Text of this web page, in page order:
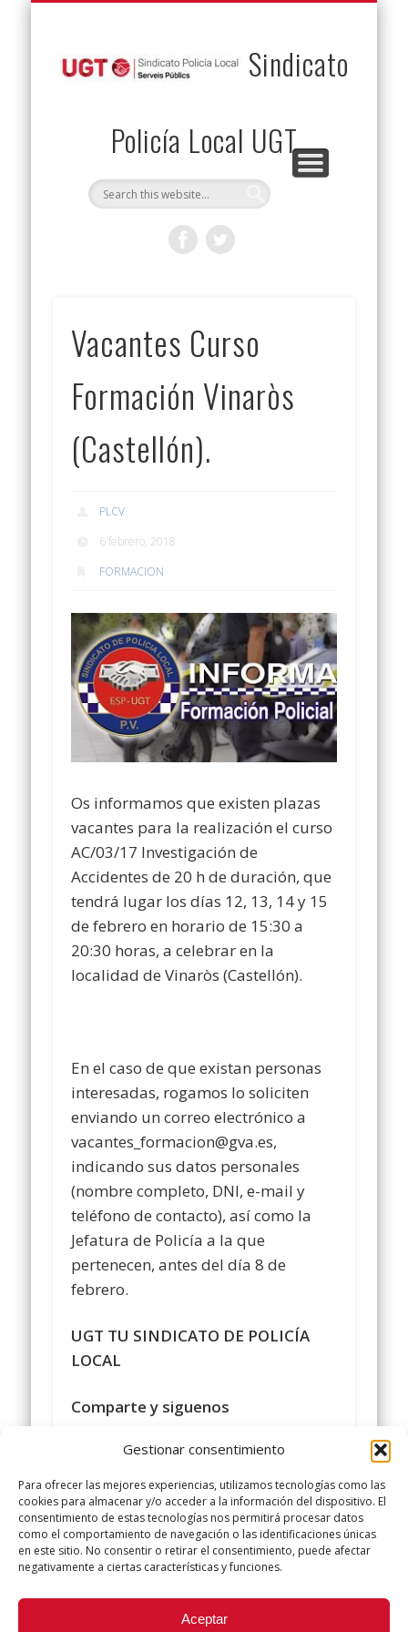
Gestionar consentimiento
Para ofrecer las mejores experiencias, utilizamos tecnologías como las
cookies para almacenar y/o acceder a la información del dispositivo. El
consentimiento de estas tecnologías nos permitirá procesar datos
como el comportamiento de navegación o las identificaciones únicas
en este sitio. No consentir o retirar el consentimiento, puede afectar
negativamente a ciertas características y funciones.
Aceptar
Sindicato
Policía Local UGT
Vacantes Curso
Formación Vinaròs
(Castellón).
PLCV
6 febrero, 2018
FORMACION
Os informamos que existen plazas
vacantes para la realización el curso
AC/03/17 Investigación de
Accidentes de 20 h de duración, que
tendrá lugar los días 12, 13, 14 y 15
de febrero en horario de 15:30 a
20:30 horas, a celebrar en la
localidad de Vinaròs (Castellón).
En el caso de que existan personas
interesadas, rogamos lo soliciten
enviando un correo electrónico a
vacantes_formacion@gva.es,
indicando sus datos personales
(nombre completo, DNI, e-mail y
teléfono de contacto), así como la
Jefatura de Policía a la que
pertenecen, antes del día 8 de
febrero.
UGT TU SINDICATO DE POLICÍA
LOCAL
Comparte y siguenos
https://www.facebook.com/
#sindicatopolicialocalugt#UGT
+SINDICATO POLICIA LOCAL UGT
twitter.com/UGTPoliciaLocal
http://www.policialocalugt
Did you like this article? Share it with your friends!